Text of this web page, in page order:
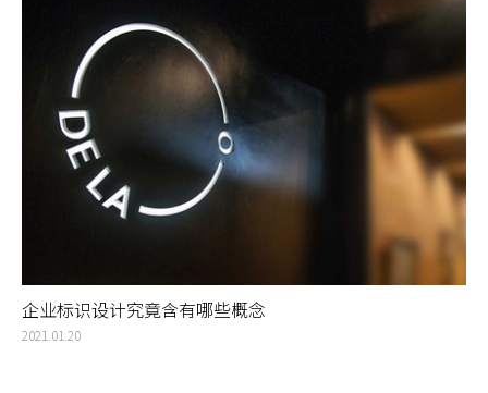
企业标识设计究竟含有哪些概念
2021.01.20